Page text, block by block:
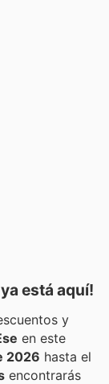
ya está aquí!
y
en este
2026 hasta el
encontrarás